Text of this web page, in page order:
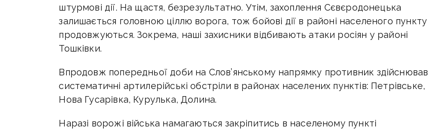
штурмові дії. На щастя, безрезультатно. Утім, захоплення Сєвєродонецька
залишається головною ціллю ворога, тож бойові дії в районі населеного пункту
продовжуються. Зокрема, наші захисники відбивають атаки росіян у районі
Тошківки.
Впродовж попередньої доби на Слов’янському напрямку противник здійснював
систематичні артилерійські обстріли в районах населених пунктів: Петрівське,
Нова Гусарівка, Курулька, Долина.
Наразі ворожі війська намагаються закріпитись в населеному пункті